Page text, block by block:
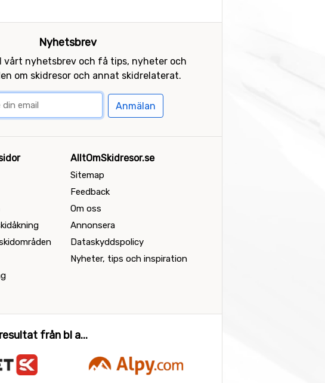
Nyhetsbrev
vårt nyhetsbrev och få tips, nyheter och
om skidresor och annat skidrelaterat.
Anmälan
AlltOmSkidresor.se
Sitemap
Feedback
Om oss
Annonsera
Dataskyddspolicy
Nyheter, tips och inspiration
från bl a...